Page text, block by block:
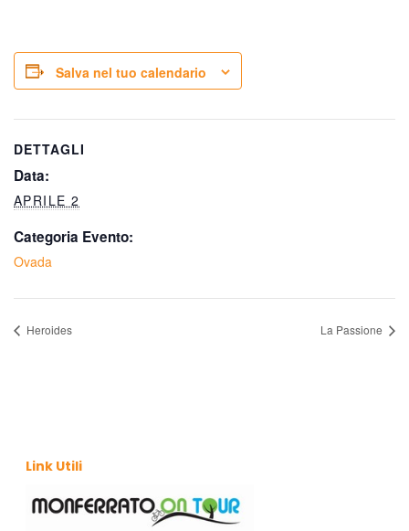
Salva nel tuo calendario
DETTAGLI
Data:
APRILE 2
Categoria Evento:
Ovada
Heroides La Passione
Link Utili